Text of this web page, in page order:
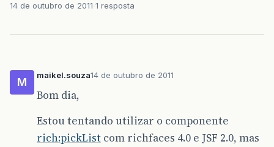
14 de outubro de 2011 1 resposta
M
maikel.souza14 de outubro de 2011
Bom dia,
Estou tentando utilizar o componente
rich:pickList com richfaces 4.0 e JSF 2.0, mas